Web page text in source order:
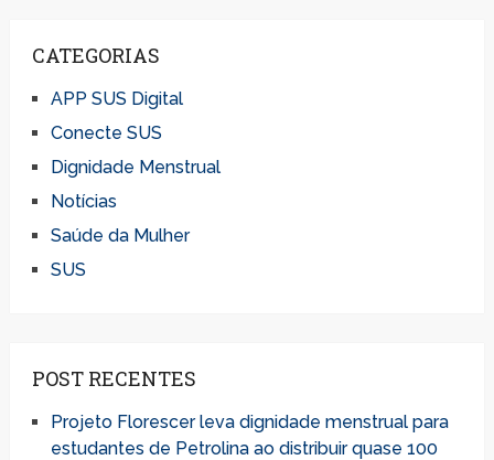
CATEGORIAS
APP SUS Digital
Conecte SUS
Dignidade Menstrual
Notícias
Saúde da Mulher
SUS
POST RECENTES
Projeto Florescer leva dignidade menstrual para
estudantes de Petrolina ao distribuir quase 100